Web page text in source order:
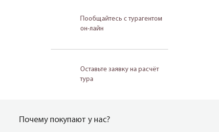
Пообщайтесь с турагентом
он-лайн
Оставьте заявку на расчёт
тура
Почему покупают у нас?